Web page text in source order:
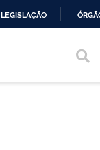
LEGISLAÇÃO